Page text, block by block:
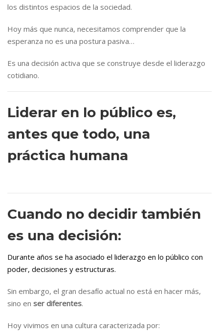
los distintos espacios de la sociedad.
Hoy más que nunca, necesitamos comprender que la
esperanza no es una postura pasiva…
Es una decisión activa que se construye desde el liderazgo
cotidiano.
Liderar en lo público es,
antes que todo, una
práctica humana
Cuando no decidir también
es una decisión:
Durante años se ha asociado el liderazgo en lo público con
poder, decisiones y estructuras.
Sin embargo, el gran desafío actual no está en hacer más,
sino en ser diferentes.
Hoy vivimos en una cultura caracterizada por: